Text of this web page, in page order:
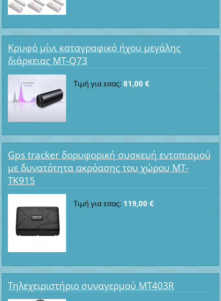
Κρυφό μίνι καταγραφικό ήχου μεγάλης
διάρκειας MT-Q73
Τιμή για εσας: 81,00 €
Gps tracker δορυφορική συσκευή εντοπισμού
με δυνατότητα ακρόασης του χώρου MT-
TK915
Τιμή για εσας: 119,00 €
Τηλεχειριστήριο συναγερμού MT403R